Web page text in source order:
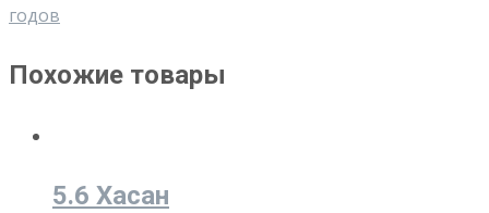
годов
Похожие товары
5.6 Хасан